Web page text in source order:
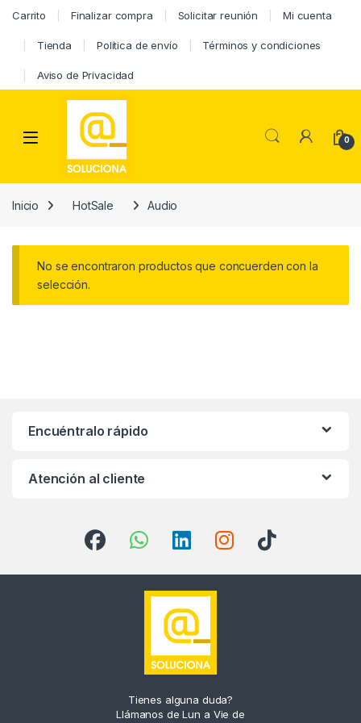
Carrito Finalizar compra Solicitar reunión Mi cuenta
Tienda Política de envío Términos y condiciones
Aviso de Privacidad
0
Inicio HotSale Audio
No se encontraron productos que concuerden con la
selección.
Encuéntralo rápido
Atención al cliente
Tienes alguna duda?
Llámanos de Lun a Vie de